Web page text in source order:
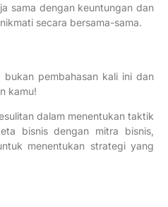
sama dengan keuntungan dan
secara bersama-sama.
bukan pembahasan kali ini dan
kamu!
dalam menentukan taktik
bisnis dengan mitra bisnis,
menentukan strategi yang